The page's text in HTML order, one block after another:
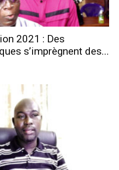
2021 : Des
s’imprègnent des...